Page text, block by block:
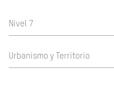
Nivel 7
Urbanismo y Territorio